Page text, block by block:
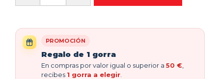
PROMOCIÓN
Regalo de 1 gorra
En compras por valor igual o superior a 50 €
recibes 1 gorra a elegir